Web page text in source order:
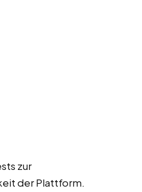
zur
der Plattform.